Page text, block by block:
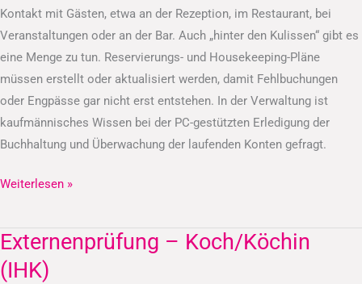
Kontakt mit Gästen, etwa an der Rezeption, im Restaurant, bei
Veranstaltungen oder an der Bar. Auch „hinter den Kulissen“ gibt es
eine Menge zu tun. Reservierungs- und Housekeeping-Pläne
müssen erstellt oder aktualisiert werden, damit Fehlbuchungen
oder Engpässe gar nicht erst entstehen. In der Verwaltung ist
kaufmännisches Wissen bei der PC-gestützten Erledigung der
Buchhaltung und Überwachung der laufenden Konten gefragt.
Weiterlesen »
Externenprüfung – Koch/Köchin
(IHK)
Externenprüfung
–